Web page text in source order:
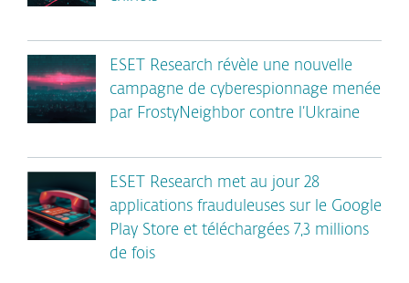
ESET Research révèle une nouvelle
campagne de cyberespionnage menée
par FrostyNeighbor contre l’Ukraine
ESET Research met au jour 28
applications frauduleuses sur le Google
Play Store et téléchargées 7,3 millions
de fois